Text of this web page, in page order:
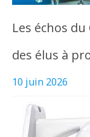
Les échos
des élus à
10 juin 2026